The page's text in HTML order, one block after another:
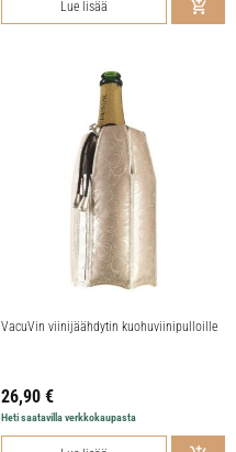
Lue lisää
VacuVin viinijäähdytin kuohuviinipulloille
26,90 €
Heti saatavilla verkkokaupasta